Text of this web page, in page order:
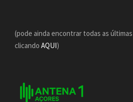
(pode ainda encontrar todas as
clicando AQUI)